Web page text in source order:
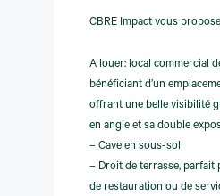
CBRE Impact vous
A louer: local commercial
bénéficiant d’un
offrant une belle visibilité
en angle et sa double
– Cave en sous-sol
– Droit de terrasse, parfait
de restauration ou de